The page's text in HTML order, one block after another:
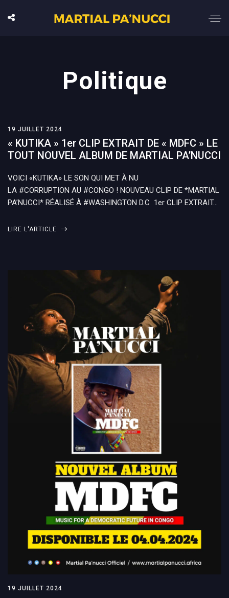
Politique
19 JUILLET 2024
« KUTIKA » 1er CLIP EXTRAIT DE « MDFC » LE
TOUT NOUVEL ALBUM DE MARTIAL PA’NUCCI
VOICI «KUTIKA» LE SON QUI MET À NU
LA #CORRUPTION AU #CONGO ! NOUVEAU CLIP DE *MARTIAL
PA’NUCCI* RÉALISÉ À #WASHINGTON D.C 1er CLIP EXTRAIT…
LIRE L'ARTICLE
19 JUILLET 2024